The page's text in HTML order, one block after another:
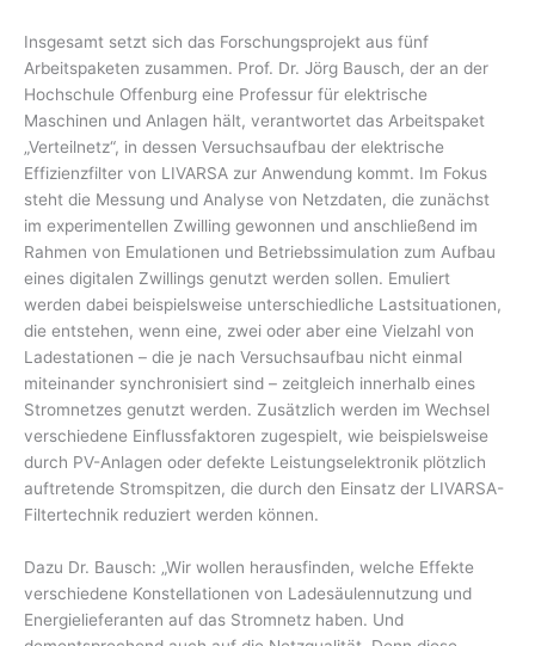
Insgesamt setzt sich das Forschungsprojekt aus fünf
Arbeitspaketen zusammen. Prof. Dr. Jörg Bausch, der an der
Hochschule Offenburg eine Professur für elektrische
Maschinen und Anlagen hält, verantwortet das Arbeitspaket
„Verteilnetz“, in dessen Versuchsaufbau der elektrische
Effizienzfilter von LIVARSA zur Anwendung kommt. Im Fokus
steht die Messung und Analyse von Netzdaten, die zunächst
im experimentellen Zwilling gewonnen und anschließend im
Rahmen von Emulationen und Betriebssimulation zum Aufbau
eines digitalen Zwillings genutzt werden sollen. Emuliert
werden dabei beispielsweise unterschiedliche Lastsituationen,
die entstehen, wenn eine, zwei oder aber eine Vielzahl von
Ladestationen – die je nach Versuchsaufbau nicht einmal
miteinander synchronisiert sind – zeitgleich innerhalb eines
Stromnetzes genutzt werden. Zusätzlich werden im Wechsel
verschiedene Einflussfaktoren zugespielt, wie beispielsweise
durch PV-Anlagen oder defekte Leistungselektronik plötzlich
auftretende Stromspitzen, die durch den Einsatz der LIVARSA-
Filtertechnik reduziert werden können.
Dazu Dr. Bausch: „Wir wollen herausfinden, welche Effekte
verschiedene Konstellationen von Ladesäulennutzung und
Energielieferanten auf das Stromnetz haben. Und